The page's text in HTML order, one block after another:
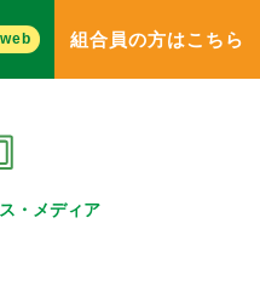
・ メディア
組合員の方はこちら